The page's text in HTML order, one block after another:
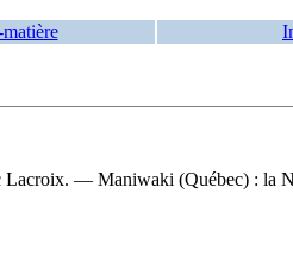
Lacroix. — Maniwaki (Québec) : la